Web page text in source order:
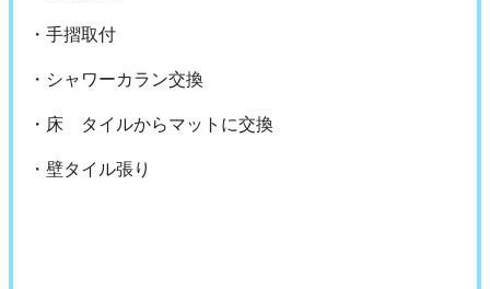
・手摺取付
・シャワーカラン交換
・床 タイルからマットに交換
・壁タイル張り